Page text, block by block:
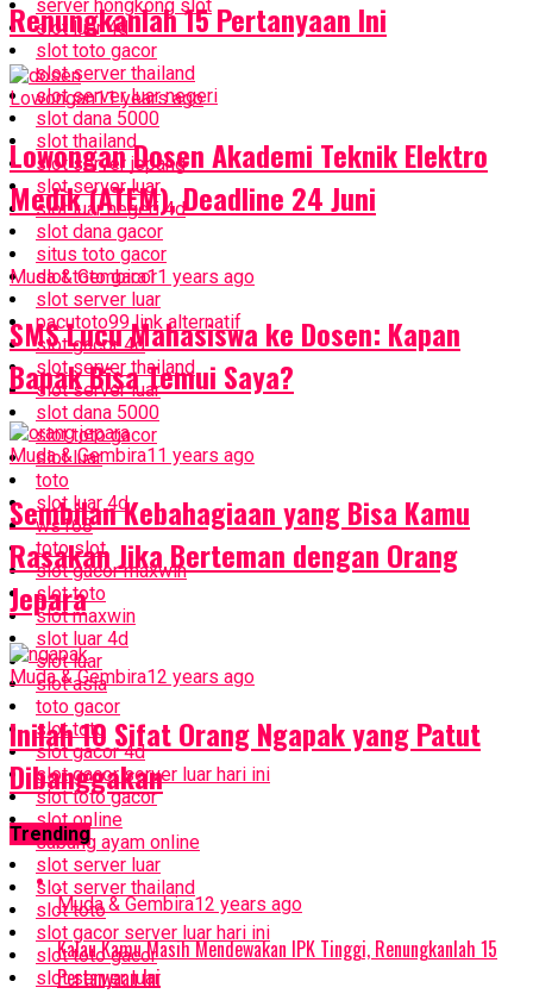
server hongkong slot
slot luar 4d
slot toto gacor
slot server thailand
slot server luar negeri
slot dana 5000
slot thailand
slot server jepang
slot server luar
slot luar negeri 4d
slot dana gacor
situs toto gacor
slot toto gacor
slot server luar
pacutoto99 link alternatif
slot gacor 4d
slot server thailand
slot server luar
slot dana 5000
slot toto gacor
slot luar
toto
slot luar 4d
ws168
toto slot
slot gacor maxwin
slot toto
slot maxwin
slot luar 4d
slot luar
slot asia
toto gacor
slot toto
slot gacor 4d
slot gacor server luar hari ini
slot toto gacor
slot online
sabung ayam online
slot server luar
slot server thailand
slot toto
slot gacor server luar hari ini
slot toto gacor
slot server luar
Renungkanlah 15 Pertanyaan Ini
Lowongan11 years ago
Lowongan Dosen Akademi Teknik Elektro
Medik (ATEM), Deadline 24 Juni
Muda & Gembira11 years ago
SMS Lucu Mahasiswa ke Dosen: Kapan
Bapak Bisa Temui Saya?
Muda & Gembira11 years ago
Sembilan Kebahagiaan yang Bisa Kamu
Rasakan Jika Berteman dengan Orang
Jepara
Muda & Gembira12 years ago
Inilah 10 Sifat Orang Ngapak yang Patut
Dibanggakan
Trending
Muda & Gembira12 years ago
Kalau Kamu Masih Mendewakan IPK Tinggi, Renungkanlah 15
Pertanyaan Ini